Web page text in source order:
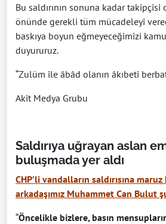
Bu saldırının sonuna kadar takipçisi
önünde gerekli tüm mücadeleyi
baskıya boyun eğmeyeceğimizi
duyururuz.
“Zulüm ile âbâd olanın âkıbeti
Akit Medya Grubu
Saldırıya uğrayan aslan
buluşmada yer aldı
CHP’li vandalların saldırısına
arkadaşımız Muhammet Can Bulut
“Öncelikle bizlere, basın